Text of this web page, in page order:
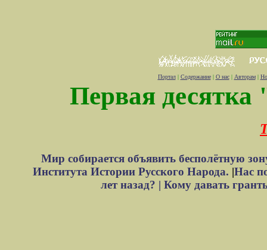
Портал| Содержание| О нас| Авторам|
Первая десятка
Мир собирается объявить бесполётную
Института Истории Русского Народа. |Нас
лет назад? | Кому давать